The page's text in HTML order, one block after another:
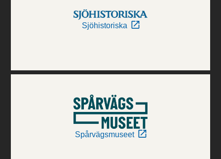
Sjöhistoriska
Spårvägsmuseet